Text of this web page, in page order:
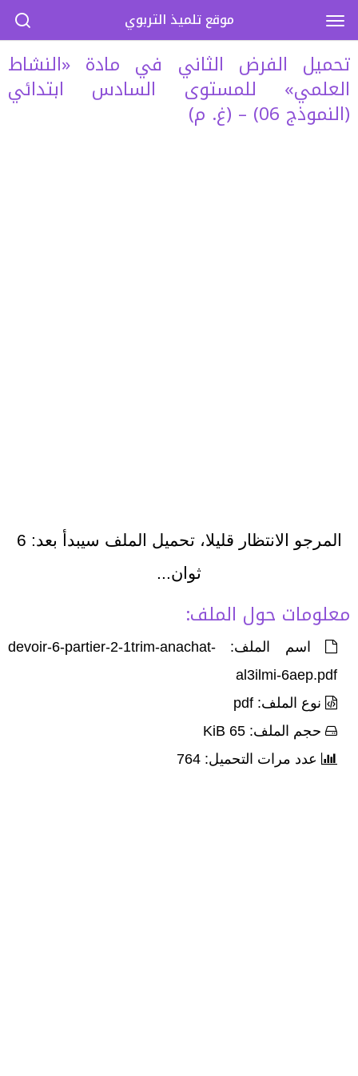
تحميل الفرض الثاني في مادة «النشاط
العلمي» للمستوى السادس ابتدائي
(النموذج 06) – (غ. م)
المرجو الانتظار قليلا، تحميل الملف سيبدأ بعد: 6
ثوان...
معلومات حول الملف:
اسم الملف: devoir-6-partier-2-1trim-anachat-
al3ilmi-6aep.pdf
نوع الملف: pdf
حجم الملف: 65 KiB
عدد مرات التحميل: 764
موقع تلميذ التربوي